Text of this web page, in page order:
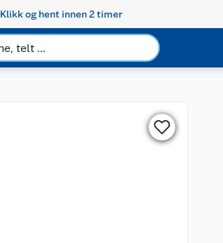
Klikk og hent innen 2 timer